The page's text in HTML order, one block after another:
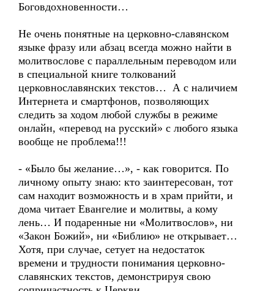
Боговдохновенности…
Не очень понятные на церковно-славянском
языке фразу или абзац всегда можно найти в
молитвослове с параллельным переводом или
в специальной книге толкований
церковнославянских текстов… А с наличием
Интернета и смартфонов, позволяющих
следить за ходом любой службы в режиме
онлайн, «перевод на русский» с любого языка
вообще не проблема!!!
- «Было бы желание…», - как говорится. По
личному опыту знаю: кто заинтересован, тот
сам находит возможность и в храм прийти, и
дома читает Евангелие и молитвы, а кому
лень… И подаренные ни «Молитвослов», ни
«Закон Божий», ни «Библию» не открывает…
Хотя, при случае, сетует на недостаток
времени и трудности понимания церковно-
славянских текстов, демонстрируя свою